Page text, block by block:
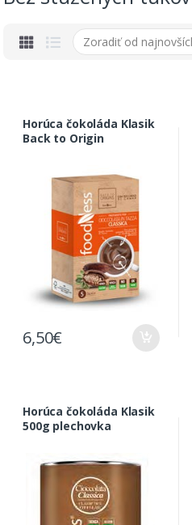
Horúca čokoláda Klasik
Back to Origin
6,50€
Horúca čokoláda Klasik
500g plechovka